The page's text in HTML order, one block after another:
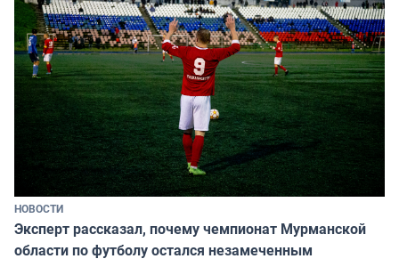
НОВОСТИ
Эксперт рассказал, почему чемпионат Мурманской
области по футболу остался незамеченным